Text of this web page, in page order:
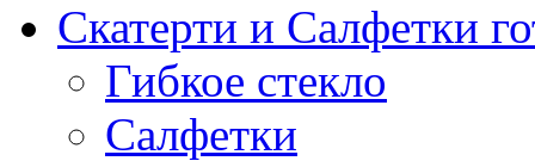
Скатерти и Салфетки
Гибкое стекло
Салфетки